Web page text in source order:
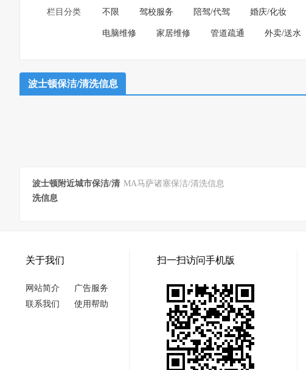
栏目分类 不限 驾校服务 陪驾/代驾 婚庆/化妆
电脑维修 家居维修 管道疏通 外卖/送水
波士顿保洁/清洗信息
波士顿附近城市保洁/清
洗信息
MA马萨诸塞保洁/清洗信息
关于我们
网站简介
广告服务
联系我们
使用帮助
扫一扫访问手机版